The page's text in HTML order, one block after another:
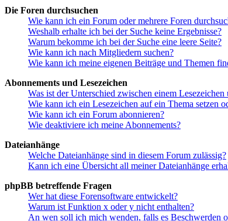
Die Foren durchsuchen
Wie kann ich ein Forum oder mehrere Foren
Weshalb erhalte ich bei der Suche keine Ergebnisse?
Warum bekomme ich bei der Suche eine leere Seite?
Wie kann ich nach Mitgliedern suchen?
Wie kann ich meine eigenen Beiträge und Themen
Abonnements und Lesezeichen
Was ist der Unterschied zwischen einem
Wie kann ich ein Lesezeichen auf ein Thema setzen
Wie kann ich ein Forum abonnieren?
Wie deaktiviere ich meine Abonnements?
Dateianhänge
Welche Dateianhänge sind in diesem Forum zulässig?
Kann ich eine Übersicht all meiner Dateianhänge
phpBB betreffende Fragen
Wer hat diese Forensoftware entwickelt?
Warum ist Funktion x oder y nicht enthalten?
An wen soll ich mich wenden, falls es Beschwerden